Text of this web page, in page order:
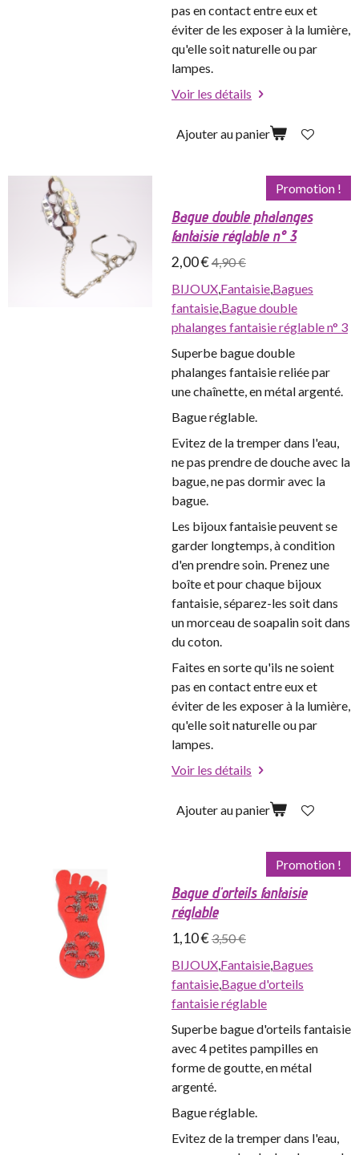
pas en contact entre eux et
éviter de les exposer à la lumière,
qu'elle soit naturelle ou par
lampes.
Voir les détails
Ajouter au panier
Promotion !
Bague double phalanges
fantaisie réglable n° 3
2,00 €4,90 €
BIJOUX,Fantaisie,Bagues
fantaisie,Bague double
phalanges fantaisie réglable n° 3
Superbe bague double
phalanges fantaisie reliée par
une chaînette, en métal argenté.
Bague réglable.
Evitez de la tremper dans l'eau,
ne pas prendre de douche avec la
bague, ne pas dormir avec la
bague.
Les bijoux fantaisie peuvent se
garder longtemps, à condition
d'en prendre soin. Prenez une
boîte et pour chaque bijoux
fantaisie, séparez-les soit dans
un morceau de soapalin soit dans
du coton.
Faites en sorte qu'ils ne soient
pas en contact entre eux et
éviter de les exposer à la lumière,
qu'elle soit naturelle ou par
lampes.
Voir les détails
Ajouter au panier
Promotion !
Bague d'orteils fantaisie
réglable
1,10 €3,50 €
BIJOUX,Fantaisie,Bagues
fantaisie,Bague d'orteils
fantaisie réglable
Superbe bague d'orteils fantaisie
avec 4 petites pampilles en
forme de goutte, en métal
argenté.
Bague réglable.
Evitez de la tremper dans l'eau,